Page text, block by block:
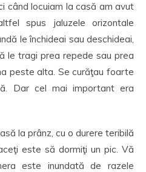
când locuiam la casă am avut
spus jaluzele orizontale
le închideai sau deschideai,
le tragi prea repede sau prea
peste alta. Se curăţau foarte
Dar cel mai important era
la prânz, cu o durere teribilă
este să dormiţi un pic. Vă
este inundată de razele